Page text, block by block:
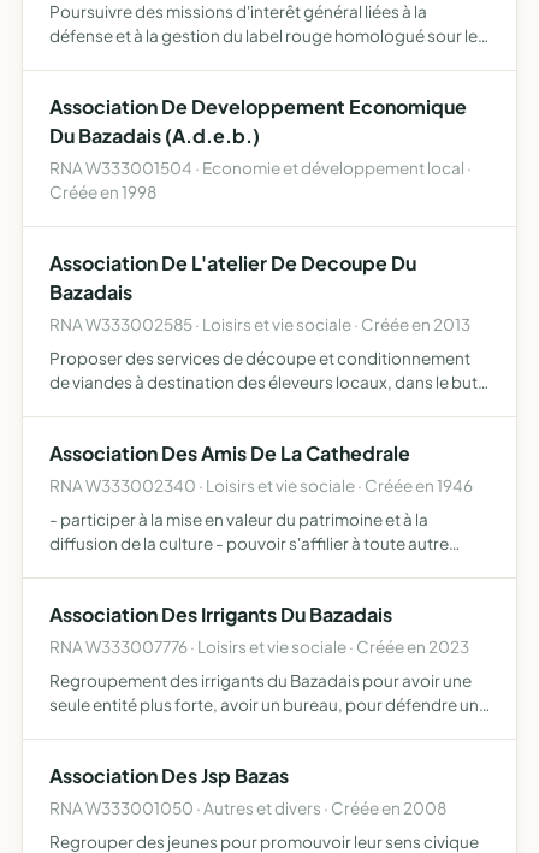
Poursuivre des missions d'interêt général liées à la
défense et à la gestion du label rouge homologué sour le n
Association De Developpement Economique
Du Bazadais (A.d.e.b.)
RNA W333001504 · Economie et développement local ·
Créée en 1998
Association De L'atelier De Decoupe Du
Bazadais
RNA W333002585 · Loisirs et vie sociale · Créée en 2013
Proposer des services de découpe et conditionnement
de viandes à destination des éleveurs locaux, dans le but
Association Des Amis De La Cathedrale
RNA W333002340 · Loisirs et vie sociale · Créée en 1946
- participer à la mise en valeur du patrimoine et à la
diffusion de la culture - pouvoir s'affilier à toute autre
Association Des Irrigants Du Bazadais
RNA W333007776 · Loisirs et vie sociale · Créée en 2023
Regroupement des irrigants du Bazadais pour avoir une
seule entité plus forte, avoir un bureau, pour défendre un
Association Des Jsp Bazas
RNA W333001050 · Autres et divers · Créée en 2008
Regrouper des jeunes pour promouvoir leur sens civique